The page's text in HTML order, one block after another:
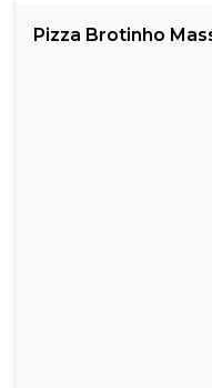
Pizza Brotinho